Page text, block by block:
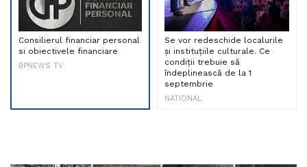
Consilierul financiar personal
si obiectivele financiare
BPNEWS TV
Se vor redeschide localurile
și instituțiile culturale. Ce
condiții trebuie să
îndeplinească de la 1
septembrie
NATIONAL